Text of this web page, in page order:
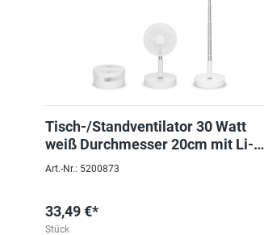
Tisch-/Standventilator 30 Watt
weiß Durchmesser 20cm mit Li-
Ionen-Akku
Art.-Nr.: 5200873
33,49 €*
Stück